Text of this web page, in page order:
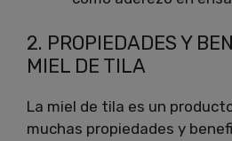
2. PROPIEDADES Y
MIEL DE TILA
La miel de tila es un
muchas propiedades y